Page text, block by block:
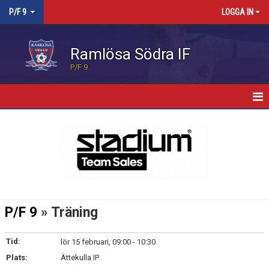
P/F 9 LOGGA IN
Ramlösa Södra IF
P/F 9
P/F 9 » Träning
Tid:
lör 15 februari, 09:00 - 10:30
Plats:
Ättekulla IP